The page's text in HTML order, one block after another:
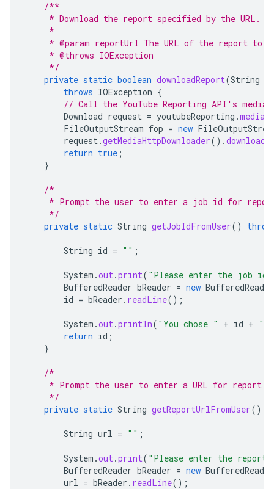
/**
* Download the report specified by the URL.
     *
* @param reportUrl The URL of the report to
     * @throws IOException
     */
private static boolean downloadReport(String
throws IOException {
// Call the YouTube Reporting API's
Download request = youtubeReporting .media
FileOutputStream fop = new
request.getMediaHttpDownloader().download
return true ;
}
/*
* Prompt the user to enter a job id for
     */
private static String getJobIdFromUser()
String id = "" ;
System .out.print( "Please enter the job
BufferedReader bReader = new BufferedReader
id = bReader . readLine();
System .out.println( "You chose " + id + "
return id ;
}
/*
* Prompt the user to enter a URL for report
     */
private static String getReportUrlFromUser()
String url = "" ;
System .out.print( "Please enter the report
BufferedReader bReader = new BufferedReader
url = bReader . readLine();